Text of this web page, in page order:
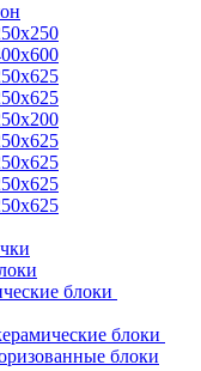
блоки
блоки
блоки